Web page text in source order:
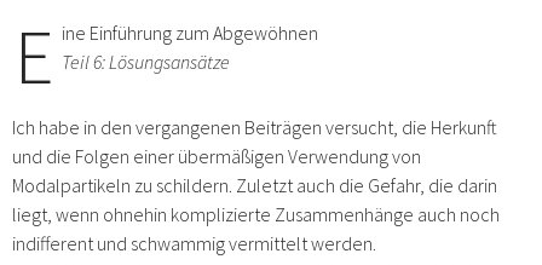
E ine Einführung zum Abgewöhnen
Teil 6: Lösungsansätze
Ich habe in den vergangenen Beiträgen versucht, die Herkunft
und die Folgen einer übermäßigen Verwendung von
Modalpartikeln zu schildern. Zuletzt auch die Gefahr, die darin
liegt, wenn ohnehin komplizierte Zusammenhänge auch noch
indifferent und schwammig vermittelt werden.